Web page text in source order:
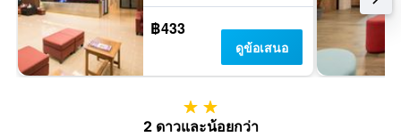
฿433
ดูข้อเสนอ
2 ดาว
2 ดาวและน้อยกว่า